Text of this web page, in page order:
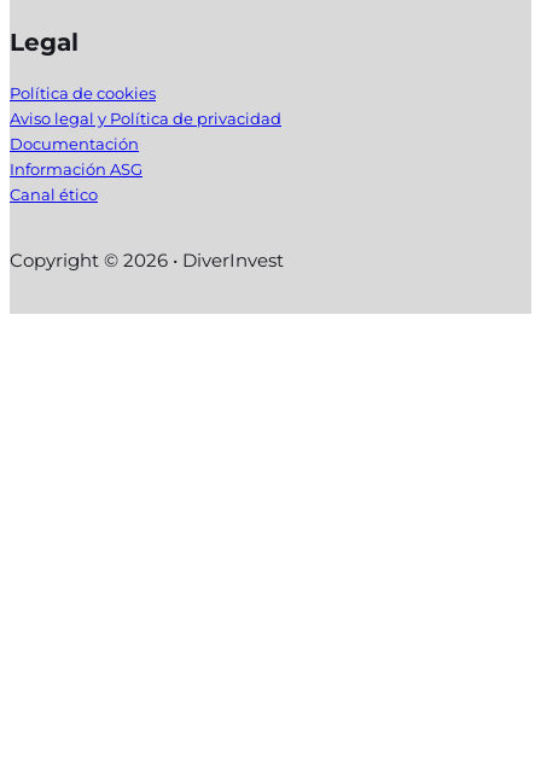
Legal
Política de cookies
Aviso legal y Política de privacidad
Documentación
Información ASG
Canal ético
Copyright © 2026 • DiverInvest